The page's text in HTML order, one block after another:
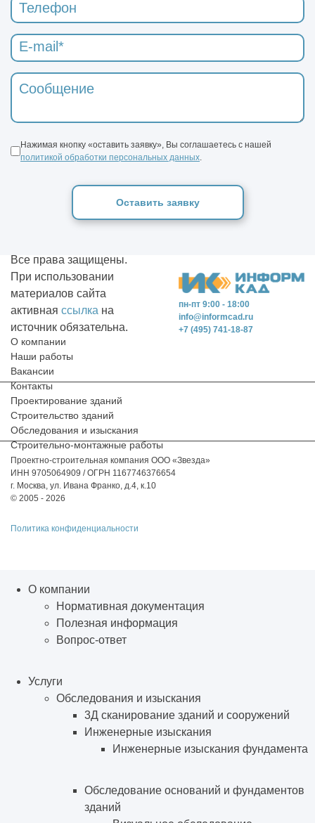
Нажимая кнопку «оставить заявку», Вы соглашаетесь с нашей
политикой обработки персональных данных
Оставить заявку
пн-пт 9:00 - 18:00
+7 (495) 741-18-87
info@informcad.ru
О компании
Наши работы
Вакансии
Контакты
Проектирование зданий
Строительство зданий
Обследования и изыскания
Строительно-монтажные работы
Проектно-строительная компания ООО «Звезда»
ИНН 9705064909 / ОГРН 1167746376654
г. Москва, ул. Ивана Франко, д.4, к.10
© 2005 - 2026
Политика конфиденциальности
Все права защищены.
При использовании
материалов сайта
активная ссылка на
источник обязательна.
О компании
Нормативная документация
Полезная информация
Вопрос-ответ
Услуги
Обследования и изыскания
3Д сканирование зданий и сооружений
Инженерные изыскания
Инженерные изыскания фундамента
Обследование оснований и фундаментов
зданий